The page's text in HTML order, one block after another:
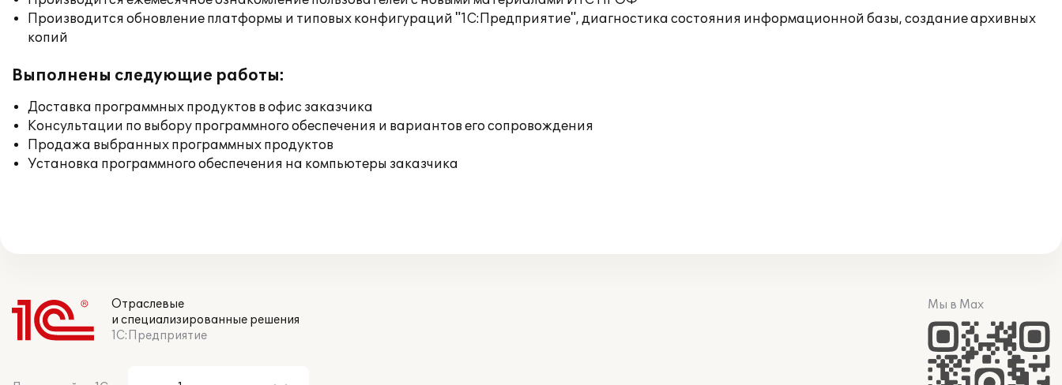
Производится обновление платформы и типовых конфигураций "1С:Предприятие", диагностика состояния информационной базы, создание архивных
копий
Выполнены следующие работы:
Доставка программных продуктов в офис заказчика
Консультации по выбору программного обеспечения и вариантов его сопровождения
Продажа выбранных программных продуктов
Установка программного обеспечения на компьютеры заказчика
Отраслевые
и специализированные решения
1С:Предприятие
Мы в Max